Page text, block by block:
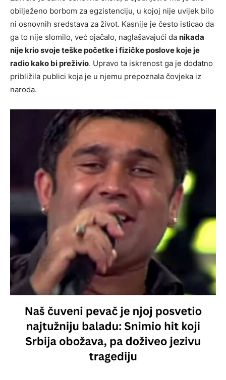
obilježeno borbom za egzistenciju, u kojoj nije uvijek bilo
ni osnovnih sredstava za život. Kasnije je često isticao da
ga to nije slomilo, već ojačalo, naglašavajući da nikada
nije krio svoje teške početke i fizičke poslove koje je
radio kako bi preživio. Upravo ta iskrenost ga je dodatno
približila publici koja je u njemu prepoznala čovjeka iz
naroda.